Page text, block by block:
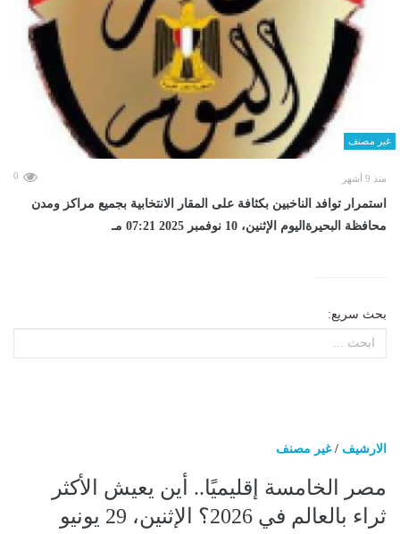
غير مصنف
منذ 9 أشهر 0
استمرار توافد الناخبين بكثافة على المقار الانتخابية بجميع مراكز ومدن
محافظة البحيرةاليوم الإثنين، 10 نوفمبر 2025 07:21 مـ
بحث سريع:
الارشيف /غير مصنف
مصر الخامسة إقليميًا.. أين يعيش الأكثر
ثراء بالعالم في 2026؟ الإثنين، 29 يونيو